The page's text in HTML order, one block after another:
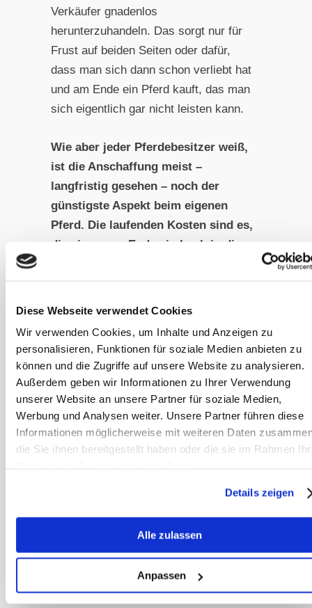
Diese Webseite verwendet Cookies
Wir verwenden Cookies, um Inhalte und Anzeigen zu
personalisieren, Funktionen für soziale Medien anbieten zu
können und die Zugriffe auf unsere Website zu analysieren.
Außerdem geben wir Informationen zu Ihrer Verwendung
unserer Website an unsere Partner für soziale Medien,
Werbung und Analysen weiter. Unsere Partner führen diese
Informationen möglicherweise mit weiteren Daten
die Sie ihnen bereitgestellt haben oder die sie im Rahmen
Details zeigen
Alle zulassen
Anpassen
Verkäufer gnadenlos
herunterzuhandeln. Das sorgt nur für
Frust auf beiden Seiten oder dafür,
dass man sich dann schon verliebt hat
und am Ende ein Pferd kauft, das man
sich eigentlich gar nicht leisten kann.
Wie aber jeder Pferdebesitzer weiß,
ist die Anschaffung meist –
langfristig gesehen – noch der
günstigste Aspekt beim eigenen
Pferd. Die laufenden Kosten sind es,
die einem am Ende ein Loch in die
Kosten
Und Stallmiete wird nun mal jeden
Monat fällig und auch die Hufe müssen
regelmäßig gemacht werden. Hier zu
sparen ist Minimalismus am falschen
Ende, denn das rächt sich oft mit
Krankheit und die wird noch teurer.
Daher sollte man sich schon vor der
schauen, ob die Haltung eines eigenen
Pferdes im monatlichen Budget drin
ist. Als größter Posten ist eigentlich
immer die Stallmiete zu nennen. Je
nach Region, Infrastruktur und